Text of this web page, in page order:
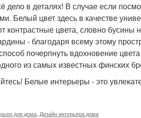
дело в деталях! В случае если
Белый цвет здесь в качестве
контрастные цвета, словно бусины
- благодаря всему этому
почерпнуть вдохновение
из самых известных финских
Белые интерьеры - это
для дома Дизайн интерьера дома